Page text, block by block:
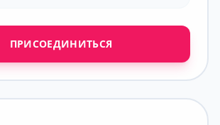
ПРИСОЕДИНИТЬСЯ